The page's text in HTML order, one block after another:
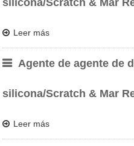
silicona/Scratch & Mar
Leer más
Agente de agente de
silicona/Scratch & Mar
Leer más